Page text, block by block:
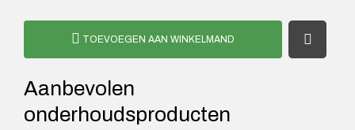
TOEVOEGEN AAN WINKELMAND
Aanbevolen
onderhoudsproducten